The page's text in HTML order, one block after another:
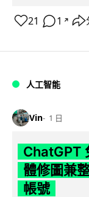
21 1 ↗
人工智能
Vin 1 日
ChatGPT
體修圖兼
帳號